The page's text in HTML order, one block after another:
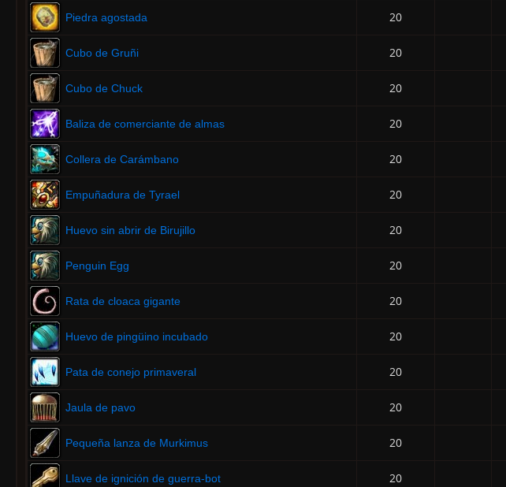
Piedra agostada 20
Cubo de Gruñi 20
Cubo de Chuck 20
Baliza de comerciante de almas 20
Collera de Carámbano 20
Empuñadura de Tyrael 20
Huevo sin abrir de Birujillo 20
Penguin Egg 20
Rata de cloaca gigante 20
Huevo de pingüino incubado 20
Pata de conejo primaveral 20
Jaula de pavo 20
Pequeña lanza de Murkimus 20
Llave de ignición de guerra-bot 20